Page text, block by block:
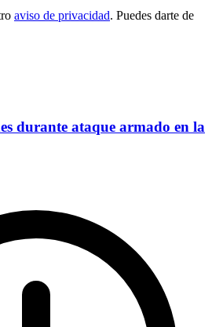
aviso de privacidad. Puedes darte de
durante ataque armado en la